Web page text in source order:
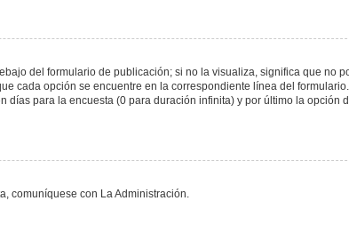
del formulario de publicación; si no la visualiza, significa que no
cada opción se encuentre en la correspondiente línea del
para la encuesta (0 para duración infinita) y por último la opción
comuníquese con La Administración.